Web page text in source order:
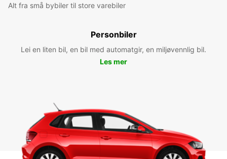
Alt fra små bybiler til store varebiler
Personbiler
Lei en liten bil, en bil med automatgir, en miljøvennlig bil.
Les mer